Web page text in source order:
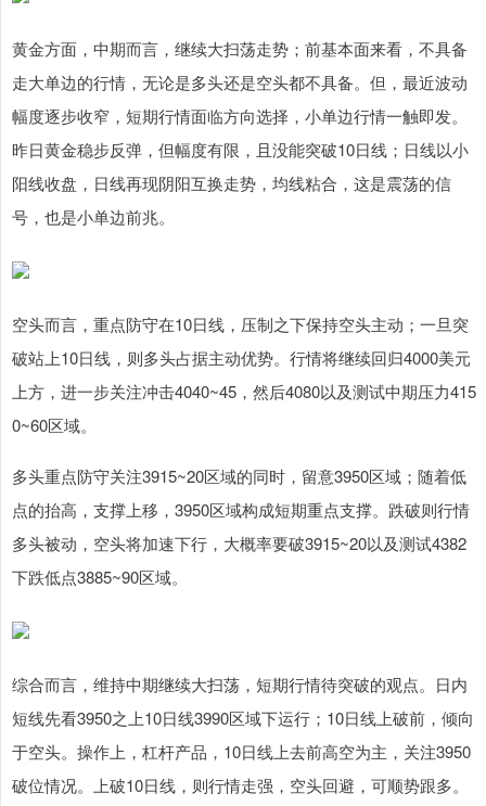
黄金方面，中期而言，继续大扫荡走势；前基本面来看，不具备
走大单边的行情，无论是多头还是空头都不具备。但，最近波动
幅度逐步收窄，短期行情面临方向选择，小单边行情一触即发。
昨日黄金稳步反弹，但幅度有限，且没能突破10日线；日线以小
阳线收盘，日线再现阴阳互换走势，均线粘合，这是震荡的信
号，也是小单边前兆。
空头而言，重点防守在10日线，压制之下保持空头主动；一旦突
破站上10日线，则多头占据主动优势。行情将继续回归4000美元
上方，进一步关注冲击4040~45，然后4080以及测试中期压力415
0~60区域。
多头重点防守关注3915~20区域的同时，留意3950区域；随着低
点的抬高，支撑上移，3950区域构成短期重点支撑。跌破则行情
多头被动，空头将加速下行，大概率要破3915~20以及测试4382
下跌低点3885~90区域。
综合而言，维持中期继续大扫荡，短期行情待突破的观点。日内
短线先看3950之上10日线3990区域下运行；10日线上破前，倾向
于空头。操作上，杠杆产品，10日线上去前高空为主，关注3950
破位情况。上破10日线，则行情走强，空头回避，可顺势跟多。